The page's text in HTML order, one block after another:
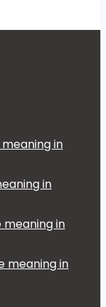
in
meaning in
meaning in